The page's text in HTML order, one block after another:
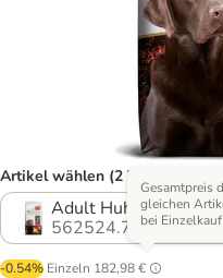
Artikel wählen (2 Varianten)
Adult Huhn Große
562524.7
-0.54% Einzeln 182,98 €
Gesamtpreis
gleichen
bei Einzelkauf